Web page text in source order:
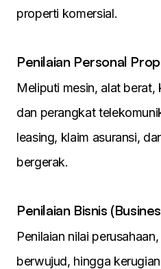
properti komersial.
Penilaian Personal
Meliputi mesin, alat berat,
dan perangkat
leasing, klaim asuransi,
bergerak.
Penilaian Bisnis
Penilaian nilai
berwujud, hingga